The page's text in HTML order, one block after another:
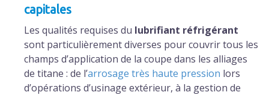
capitales
Les qualités requises du lubrifiant réfrigérant
sont particulièrement diverses pour couvrir tous les
champs d’application de la coupe dans les alliages
de titane : de l’arrosage très haute pression lors
d’opérations d’usinage extérieur, à la gestion de